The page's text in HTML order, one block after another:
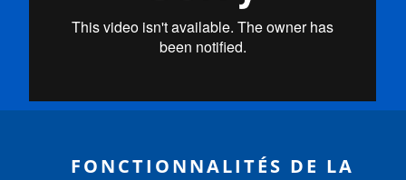
FONCTIONNALITÉS DE LA